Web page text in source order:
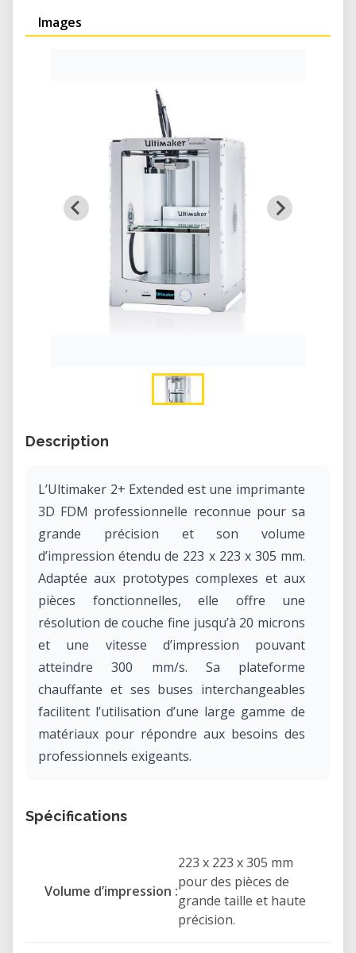
Images
Description
L’Ultimaker 2+ Extended est une imprimante
3D FDM professionnelle reconnue pour sa
grande précision et son volume
d’impression étendu de 223 x 223 x 305 mm.
Adaptée aux prototypes complexes et aux
pièces fonctionnelles, elle offre une
résolution de couche fine jusqu’à 20 microns
et une vitesse d’impression pouvant
atteindre 300 mm/s. Sa plateforme
chauffante et ses buses interchangeables
facilitent l’utilisation d’une large gamme de
matériaux pour répondre aux besoins des
professionnels exigeants.
Spécifications
Volume d’impression :
223 x 223 x 305 mm
pour des pièces de
grande taille et haute
précision.